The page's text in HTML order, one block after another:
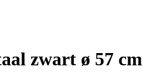
zwart ø 57 cm